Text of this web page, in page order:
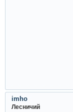
imho
Лесничий